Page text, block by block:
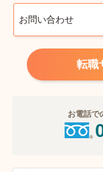
お問い合わせ
転職
お電話で